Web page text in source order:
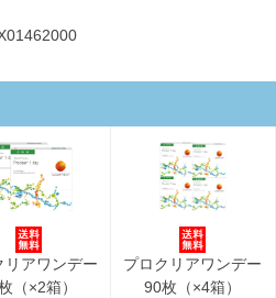
リアワンデー
（×2箱）
プロクリアワンデー
90枚（×4箱）